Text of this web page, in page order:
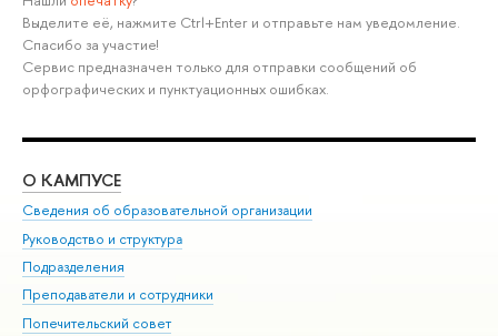
Выделите её, нажмите Ctrl+Enter и отправьте нам уведомление.
Спасибо за участие!
Сервис предназначен только для отправки сообщений об
орфографических и пунктуационных ошибках.
О КАМПУСЕ
Сведения об образовательной организации
Руководство и структура
Подразделения
Преподаватели и сотрудники
Попечительский совет